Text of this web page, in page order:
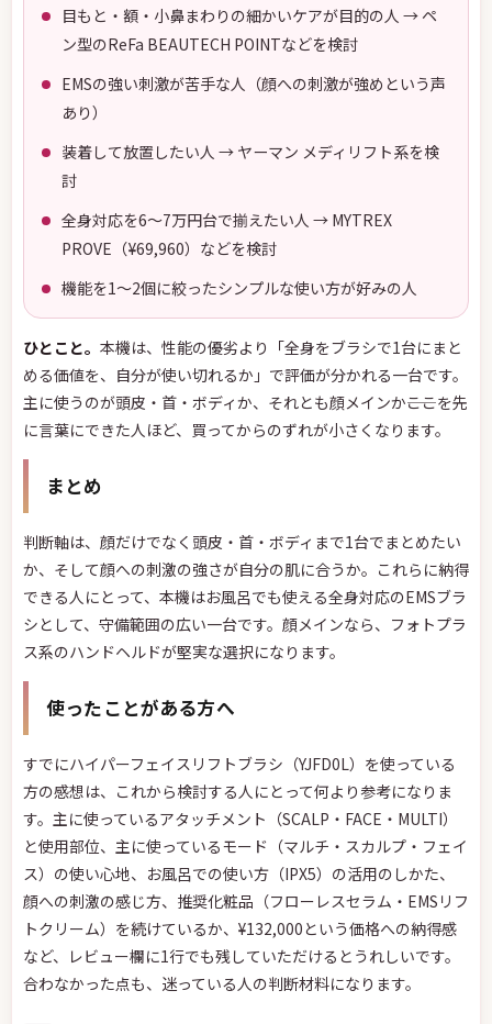
目もと・額・小鼻まわりの細かいケアが目的の人 → ペ
ン型のReFa BEAUTECH POINTなどを検討
EMSの強い刺激が苦手な人（顔への刺激が強めという声
あり）
装着して放置したい人 → ヤーマン メディリフト系を検
討
全身対応を6〜7万円台で揃えたい人 → MYTREX
PROVE（¥69,960）などを検討
機能を1〜2個に絞ったシンプルな使い方が好みの人
ひとこと。 本機は、性能の優劣より「全身をブラシで1台にまと
める価値を、自分が使い切れるか」で評価が分かれる一台です。
主に使うのが頭皮・首・ボディか、それとも顔メインか――ここを先
に言葉にできた人ほど、買ってからのずれが小さくなります。
まとめ
判断軸は、顔だけでなく頭皮・首・ボディまで1台でまとめたい
か、そして顔への刺激の強さが自分の肌に合うか。これらに納得
できる人にとって、本機はお風呂でも使える全身対応のEMSブラ
シとして、守備範囲の広い一台です。顔メインなら、フォトプラ
ス系のハンドヘルドが堅実な選択になります。
使ったことがある方へ
すでにハイパーフェイスリフトブラシ（YJFD0L）を使っている
方の感想は、これから検討する人にとって何より参考になりま
す。主に使っているアタッチメント（SCALP・FACE・MULTI）
と使用部位、主に使っているモード（マルチ・スカルプ・フェイ
ス）の使い心地、お風呂での使い方（IPX5）の活用のしかた、
顔への刺激の感じ方、推奨化粧品（フローレスセラム・EMSリフ
トクリーム）を続けているか、¥132,000という価格への納得感
など、レビュー欄に1行でも残していただけるとうれしいです。
合わなかった点も、迷っている人の判断材料になります。